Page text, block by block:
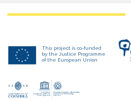
This project is co-funded
by the Justice Programme
of the European Union